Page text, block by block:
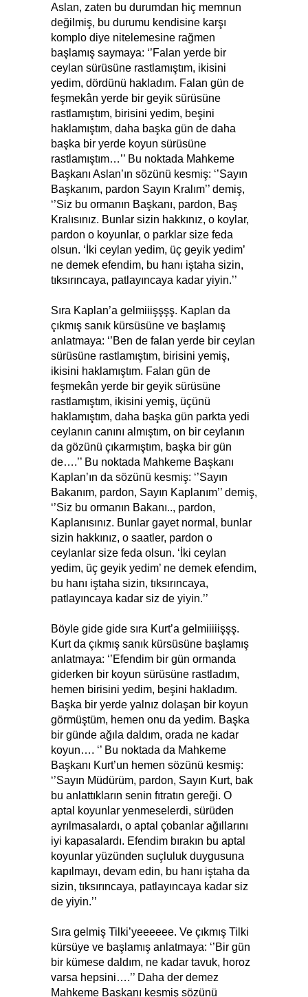
Aslan, zaten bu durumdan hiç memnun
değilmiş, bu durumu kendisine karşı
komplo diye nitelemesine rağmen
başlamış saymaya: ‘’Falan yerde bir
ceylan sürüsüne rastlamıştım, ikisini
yedim, dördünü hakladım. Falan gün de
feşmekân yerde bir geyik sürüsüne
rastlamıştım, birisini yedim, beşini
haklamıştım, daha başka gün de daha
başka bir yerde koyun sürüsüne
rastlamıştım…’’ Bu noktada Mahkeme
Başkanı Aslan’ın sözünü kesmiş: ‘’Sayın
Başkanım, pardon Sayın Kralım’’ demiş,
‘’Siz bu ormanın Başkanı, pardon, Baş
Kralısınız. Bunlar sizin hakkınız, o koylar,
pardon o koyunlar, o parklar size feda
olsun. ‘İki ceylan yedim, üç geyik yedim’
ne demek efendim, bu hanı iştaha sizin,
tıksırıncaya, patlayıncaya kadar yiyin.’’
Sıra Kaplan’a gelmiiişşşş. Kaplan da
çıkmış sanık kürsüsüne ve başlamış
anlatmaya: ‘’Ben de falan yerde bir ceylan
sürüsüne rastlamıştım, birisini yemiş,
ikisini haklamıştım. Falan gün de
feşmekân yerde bir geyik sürüsüne
rastlamıştım, ikisini yemiş, üçünü
haklamıştım, daha başka gün parkta yedi
ceylanın canını almıştım, on bir ceylanın
da gözünü çıkarmıştım, başka bir gün
de….’’ Bu noktada Mahkeme Başkanı
Kaplan’ın da sözünü kesmiş: ‘’Sayın
Bakanım, pardon, Sayın Kaplanım’’ demiş,
‘’Siz bu ormanın Bakanı.., pardon,
Kaplanısınız. Bunlar gayet normal, bunlar
sizin hakkınız, o saatler, pardon o
ceylanlar size feda olsun. ‘İki ceylan
yedim, üç geyik yedim’ ne demek efendim,
bu hanı iştaha sizin, tıksırıncaya,
patlayıncaya kadar siz de yiyin.’’
Böyle gide gide sıra Kurt’a gelmiiiiişşş.
Kurt da çıkmış sanık kürsüsüne başlamış
anlatmaya: ‘’Efendim bir gün ormanda
giderken bir koyun sürüsüne rastladım,
hemen birisini yedim, beşini hakladım.
Başka bir yerde yalnız dolaşan bir koyun
görmüştüm, hemen onu da yedim. Başka
bir günde ağıla daldım, orada ne kadar
koyun…. ‘’ Bu noktada da Mahkeme
Başkanı Kurt’un hemen sözünü kesmiş:
‘’Sayın Müdürüm, pardon, Sayın Kurt, bak
bu anlattıkların senin fıtratın gereği. O
aptal koyunlar yenmeselerdi, sürüden
ayrılmasalardı, o aptal çobanlar ağıllarını
iyi kapasalardı. Efendim bırakın bu aptal
koyunlar yüzünden suçluluk duygusuna
kapılmayı, devam edin, bu hanı iştaha da
sizin, tıksırıncaya, patlayıncaya kadar siz
de yiyin.’’
Sıra gelmiş Tilki’yeeeeee. Ve çıkmış Tilki
kürsüye ve başlamış anlatmaya: ‘’Bir gün
bir kümese daldım, ne kadar tavuk, horoz
varsa hepsini….’’ Daha der demez
Mahkeme Başkanı kesmiş sözünü